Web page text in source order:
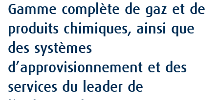
Gamme complète de gaz et de
produits chimiques, ainsi que
des systèmes
d’approvisionnement et des
services du leader de